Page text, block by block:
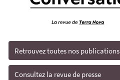
Retrouvez toutes nos publications
Consultez la revue de presse